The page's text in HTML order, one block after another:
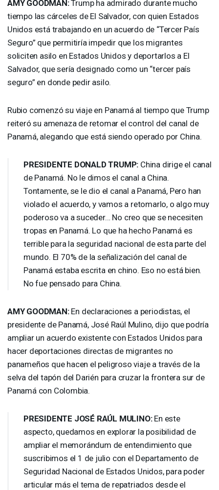
AMY GOODMAN :Trump ha admirado durante mucho
tiempo las cárceles de El Salvador, con quien Estados
Unidos está trabajando en un acuerdo de “Tercer País
Seguro” que permitiría impedir que los migrantes
soliciten asilo en Estados Unidos y deportarlos a El
Salvador, que sería designado como un “tercer país
seguro” en donde pedir asilo.
Rubio comenzó su viaje en Panamá al tiempo que Trump
reiteró su amenaza de retomar el control del canal de
Panamá, alegando que está siendo operado por China.
PRESIDENTE DONALD TRUMP: China dirige el canal
de Panamá. No le dimos el canal a China.
Tontamente, se le dio el canal a Panamá, Pero han
violado el acuerdo, y vamos a retomarlo, o algo muy
poderoso va a suceder… No creo que se necesiten
tropas en Panamá. Lo que ha hecho Panamá es
terrible para la seguridad nacional de esta parte del
mundo. El 70% de la señalización del canal de
Panamá estaba escrita en chino. Eso no está bien.
No fue pensado para China.
AMY GOODMAN:En declaraciones a periodistas, el
presidente de Panamá, José Raúl Mulino, dijo que podría
ampliar un acuerdo existente con Estados Unidos para
hacer deportaciones directas de migrantes no
panameños que hacen el peligroso viaje a través de la
selva del tapón del Darién para cruzar la frontera sur de
Panamá con Colombia.
PRESIDENTE JOSÉ RAÚL MULINO:En este
aspecto, quedamos en explorar la posibilidad de
ampliar el memorándum de entendimiento que
suscribimos el 1 de julio con el Departamento de
Seguridad Nacional de Estados Unidos, para poder
articular más el tema de repatriados desde el